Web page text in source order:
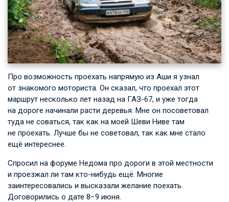
Про возможность проехать напрямую из Аши я узнал
от знакомого моториста. Он сказал, что проехал этот
маршрут несколько лет назад на ГАЗ-67, и уже тогда
на дороге начинали расти деревья. Мне он посоветовал
туда не соваться, так как на моей Шеви Ниве там
не проехать. Лучше бы не советовал, так как мне стало
ещё интереснее.
Спросил на форуме Недома про дороги в этой местности
и проезжал ли там кто-нибудь ещё. Многие
заинтересовались и высказали желание поехать.
Договорились о дате 8−9 июня.